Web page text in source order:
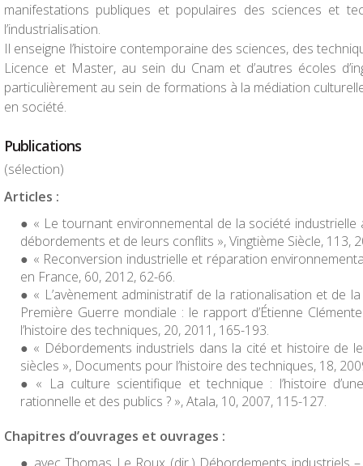
manifestations publiques et populaires des sciences et
l’industrialisation.
Il enseigne l’histoire contemporaine des sciences, des
Licence et Master, au sein du Cnam et d’autres écoles
particulièrement au sein de formations à la médiation
en société.
Publications
(sélection)
Articles :
« Le tournant environnemental de la société industrielle
débordements et de leurs conflits »,Vingtième Siècle, 113,
« Reconversion industrielle et réparation
en France, 60, 2012, 62-66.
« L’avènement administratif de la rationalisation et de
Première Guerre mondiale : le rapport d’Étienne
l’histoire des techniques, 20, 2011, 165-193.
« Débordements industriels dans la cité et histoire de
siècles », Documents pour l’histoire des techniques, 18,
« La culture scientifique et technique : l’histoire
rationnelle et des publics ? »,Atala, 10, 2007, 115-127.
Chapitres d’ouvrages et ouvrages :